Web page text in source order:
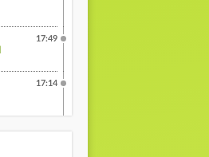
17:49
17:14